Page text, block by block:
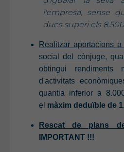
l'empresa, sense
dues superi els
Realitzar aportacions
social del cònjuge,
obtingui
d'activitats
quantia inferior a
el màxim deduïble de
Rescat de plans
IMPORTANT !!!